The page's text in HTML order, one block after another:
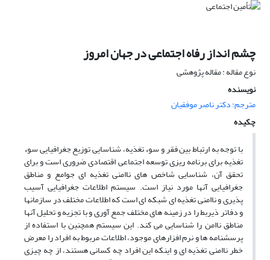
چشم انداز رفاه اجتماعی در جهان امروز
نوع مقاله : مقاله پژوهشی
نویسنده
مترجم: دکتر ناصر موفقیان
چکیده
با توجه به ارتباط بین فقر و سوء تغذیه، شناسایی توزیع جغرافیایی سوء
تغذیه برای برنامه ریزی توسعه اجتماعی اقتصادی ضروری است و برای
تحقق آن، شناسایی شاخص های ناامنی تغذیه ای جوامع و مناطق
جغرافیایی آنها مورد نیاز است. سیستم اطلاعات جغرافیایی آسیب
پذیری و ناامنی تغذیه ای شبکه ای است که اطلاعات مختلف در سازمانها
و دفاتر ذیربط را در زمینه های مختلف جمع آوری و با تجزیه و تحلیل آنها
مناطق ناامن را شناسایی می کند. این سیستم همچنین با استفاده از
پرسشنامه ها و نرم افزارهای موجود، اطلاعات مربوط به افراد را معرض
خطر ناامنی تغذیه ای و اینکه این افراد چه کسانی هستند، از چه چیزی